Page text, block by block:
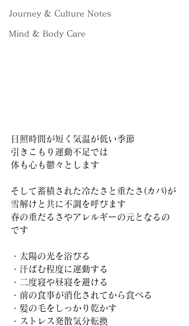
Journey & Culture Notes
Mind & Body Care
日照時間が短く気温が低い季節
引きこもり運動不足では
体も心も鬱々とします
そして蓄積された冷たさと重たさ(カパ)が
雪解けと共に不調を呼びます
春の重だるさやアレルギーの元となるの
です
・太陽の光を浴びる
・汗ばむ程度に運動する
・二度寝や昼寝を避ける
・前の食事が消化されてから食べる
・髪の毛をしっかり乾かす
・ストレス発散気分転換